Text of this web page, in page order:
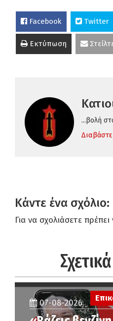
Facebook Twitter
Εκτύπωση
...βολή
Κάντε ένα σχόλιο:
Για να σχολιάσετε πρέπει
07-08-2026